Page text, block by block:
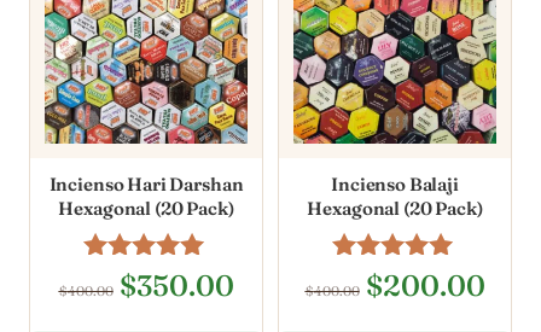
Incienso Hari Darshan
Hexagonal (20 Pack)
Valorado en
5.00
$400.00 $350.00
Incienso Balaji
Hexagonal (20 Pack)
Valorado en
5.00
$400.00 $200.00